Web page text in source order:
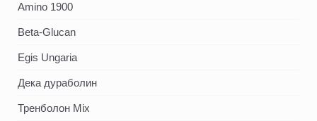
Amino 1900
Beta-Glucan
Egis Ungaria
Дека дураболин
Тренболон Mix